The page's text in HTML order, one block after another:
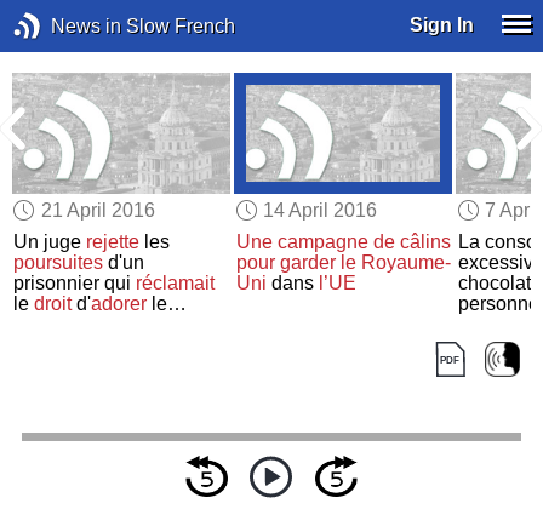
News in Slow French Sign In
21 April 2016
Un juge rejette les
poursuites d'un
prisonnier qui réclamait
ledroitd'adorer le
14 April 2016
Une campagne de câlins
pour garder le Royaume-
Uni dans l’UE
7
La
excessive
chocolat